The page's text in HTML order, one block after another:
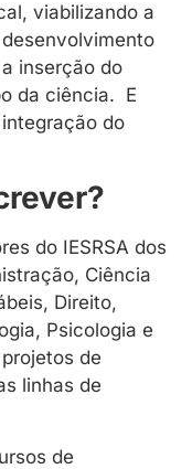
viabilizando a
inserção do
da ciência. E
do
do IESRSA dos
Ciência
Direito,
Psicologia e
de
linhas de
de